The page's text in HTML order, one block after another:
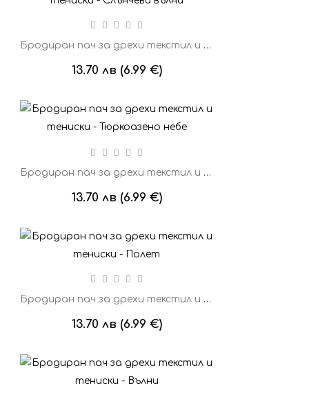
Бродиран пач за дрехи текстил и тениски - Слънчеви вълни
13.70 лв (6.99 €)
Бродиран пач за дрехи текстил и тениски - Тюркоазено небе
13.70 лв (6.99 €)
Бродиран пач за дрехи текстил и тениски - Полет
13.70 лв (6.99 €)